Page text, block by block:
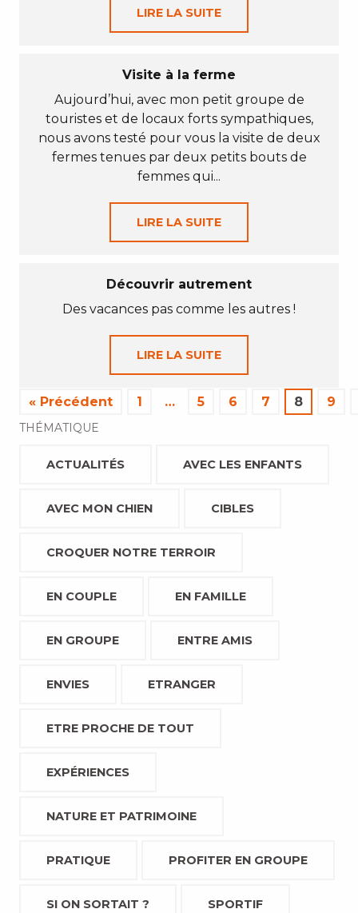
LIRE LA SUITE
Visite à la ferme
Aujourd’hui, avec mon petit groupe de
touristes et de locaux forts sympathiques,
nous avons testé pour vous la visite de deux
fermes tenues par deux petits bouts de
femmes qui...
LIRE LA SUITE
Découvrir autrement
Des vacances pas comme les autres !
LIRE LA SUITE
« Précédent 1 … 5 6 7 8 9
THÉMATIQUE
ACTUALITÉS AVEC LES ENFANTS
AVEC MON CHIEN CIBLES
CROQUER NOTRE TERROIR
EN COUPLE EN FAMILLE
EN GROUPE ENTRE AMIS
ENVIES ETRANGER
ETRE PROCHE DE TOUT
EXPÉRIENCES
NATURE ET PATRIMOINE
PRATIQUE PROFITER EN GROUPE
SI ON SORTAIT ? SPORTIF